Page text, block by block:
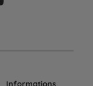
Informations